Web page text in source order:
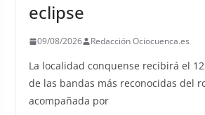
eclipse
09/08/2026 Redacción Ociocuenca.es
La localidad conquense recibirá el
de las bandas más reconocidas del
acompañada por